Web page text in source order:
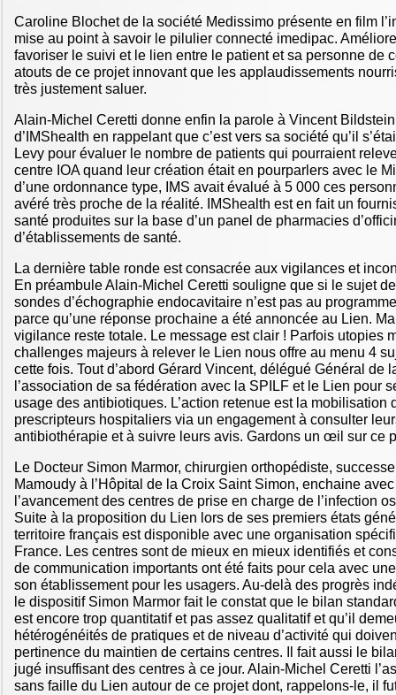
Caroline Blochet de la société Medissimo présente en film
mise au point à savoir le pilulier connecté imedipac.
favoriser le suivi et le lien entre le patient et sa personne de
atouts de ce projet innovant que les applaudissements
très justement saluer.
Alain-Michel Ceretti donne enfin la parole à Vincent
d’IMShealth en rappelant que c’est vers sa société qu’il
Levy pour évaluer le nombre de patients qui pourraient
centre IOA quand leur création était en pourparlers avec le
d’une ordonnance type, IMS avait évalué à 5 000 ces
avéré très proche de la réalité. IMShealth est en fait un
santé produites sur la base d’un panel de pharmacies
d’établissements de santé.
La dernière table ronde est consacrée aux vigilances et
En préambule Alain-Michel Ceretti souligne que si le sujet
sondes d’échographie endocavitaire n’est pas au
parce qu’une réponse prochaine a été annoncée au Lien.
vigilance reste totale. Le message est clair ! Parfois utopies
challenges majeurs à relever le Lien nous offre au menu 4
cette fois. Tout d’abord Gérard Vincent, délégué Général de
l’association de sa fédération avec la SPILF et le Lien pour
usage des antibiotiques. L’action retenue est la mobilisation
prescripteurs hospitaliers via un engagement à consulter
antibiothérapie et à suivre leurs avis. Gardons un œil sur ce
Le Docteur Simon Marmor, chirurgien orthopédiste,
Mamoudy à l’Hôpital de la Croix Saint Simon, enchaine
l’avancement des centres de prise en charge de l’infection
Suite à la proposition du Lien lors de ses premiers états
territoire français est disponible avec une organisation
France. Les centres sont de mieux en mieux identifiés et
de communication importants ont été faits pour cela avec
son établissement pour les usagers. Au-delà des progrès
le dispositif Simon Marmor fait le constat que le bilan
est encore trop quantitatif et pas assez qualitatif et qu’il
hétérogénéités de pratiques et de niveau d’activité qui
pertinence du maintien de certains centres. Il fait aussi le
jugé insuffisant des centres à ce jour. Alain-Michel Ceretti
sans faille du Lien autour de ce projet dont, rappelons-le, il